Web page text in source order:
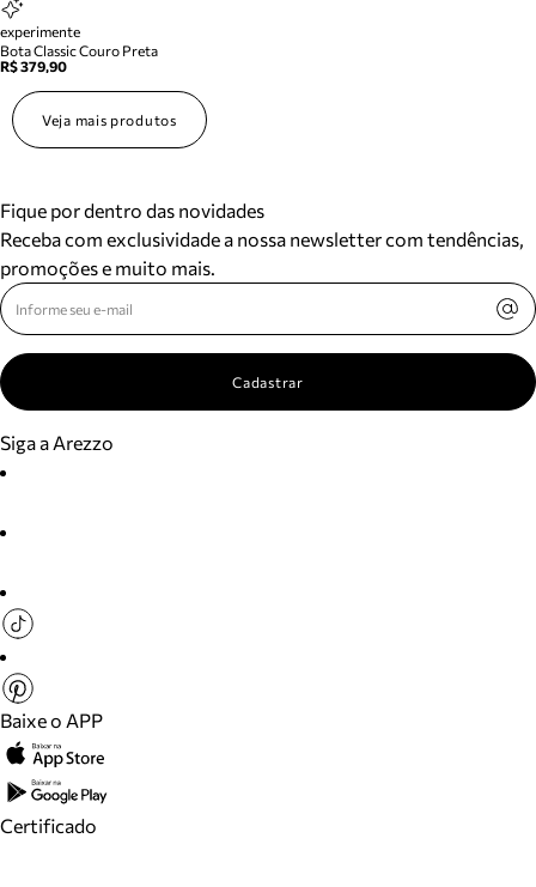
experimente
Bota Classic Couro Preta
R$ 379,90
Veja mais produtos
Fique por dentro das novidades
Receba com exclusividade a nossa newsletter com tendências,
promoções e muito mais.
Cadastrar
Siga a Arezzo
Baixe o APP
Certificado